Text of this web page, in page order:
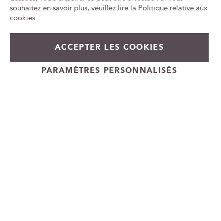
+
-
Ajouter au panier
w
s
e
e
Cadeauvin.fr - © Copyright 2024 - Tous droits réservés
souhaitez en savoir plus, veuillez lire la Politique relative aux
cookies.
ACCEPTER LES COOKIES
PARAMÈTRES PERSONNALISÉS